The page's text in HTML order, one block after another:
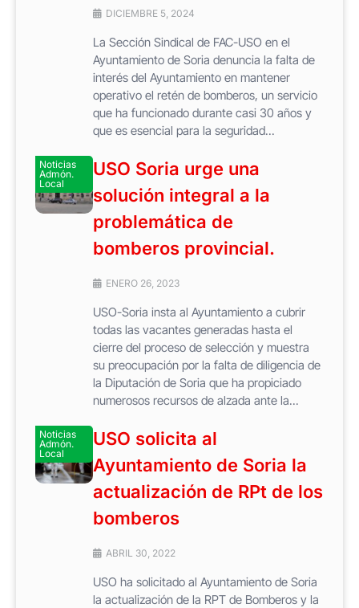
DICIEMBRE 5, 2024
La Sección Sindical de FAC-USO en el
Ayuntamiento de Soria denuncia la falta de
interés del Ayuntamiento en mantener
operativo el retén de bomberos, un servicio
que ha funcionado durante casi 30 años y
que es esencial para la seguridad...
Noticias
Admón.
Local
USO Soria urge una
solución integral a la
problemática de
bomberos provincial.
ENERO 26, 2023
USO-Soria insta al Ayuntamiento a cubrir
todas las vacantes generadas hasta el
cierre del proceso de selección y muestra
su preocupación por la falta de diligencia de
la Diputación de Soria que ha propiciado
numerosos recursos de alzada ante la...
Noticias
Admón.
Local
USO solicita al
Ayuntamiento de Soria la
actualización de RPt de los
bomberos
ABRIL 30, 2022
USO ha solicitado al Ayuntamiento de Soria
la actualización de la RPT de Bomberos y la